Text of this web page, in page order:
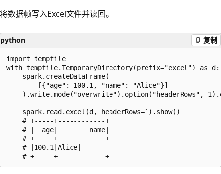
将数据帧写入Excel文件并读回。
python 复制
import tempfile
with tempfile.TemporaryDirectory(prefix="excel") as d:
    spark.createDataFrame(
        [{"age": 100.1, "name": "Alice"}]
).write.mode("overwrite").option("headerRows",
    spark.read.excel(d, headerRows=1).show()
    # +-----+------------+
    # |  age|        name|
    # +-----+------------+
    # |100.1|Alice|